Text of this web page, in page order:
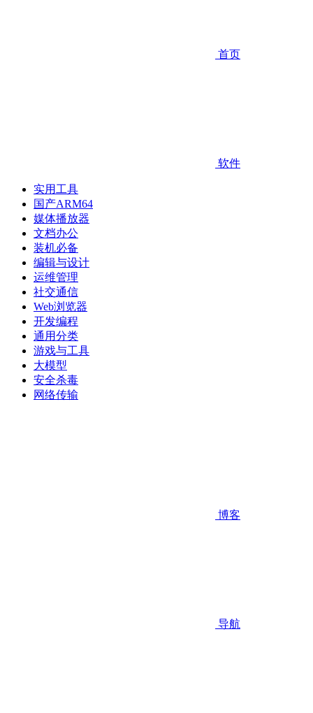
首页
软件
实用工具
国产ARM64
媒体播放器
文档办公
装机必备
编辑与设计
运维管理
社交通信
Web浏览器
开发编程
通用分类
游戏与工具
大模型
安全杀毒
网络传输
博客
导航